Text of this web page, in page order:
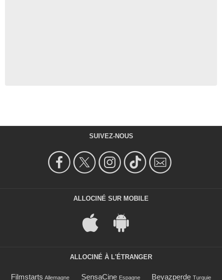
SUIVEZ-NOUS
ALLOCINÉ SUR MOBILE
ALLOCINÉ À L'ÉTRANGER
Filmstarts Allemagne SensaCine Espagne Beyazperde Turquie